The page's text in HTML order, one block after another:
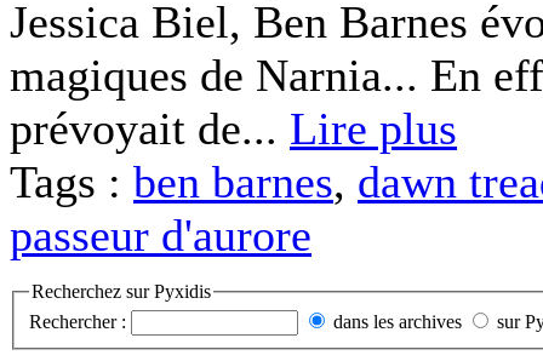
Jessica Biel, Ben Barnes
magiques de Narnia... En
prévoyait de... Lire plus
Tags : ben barnes, dawn
passeur d'aurore
Recherchez sur Pyxidis
Rechercher :
dans les archives sur